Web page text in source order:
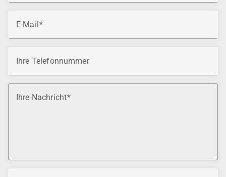
E-Mail
Ihre Telefonnummer
Ihre Nachricht